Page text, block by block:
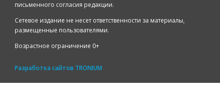
письменного согласия редакции.
Сетевое издание не несет ответственности за материалы,
размещенные пользователями.
Возрастное ограничение 0+
Разработка сайтов TRONIUM